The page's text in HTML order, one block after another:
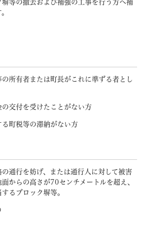
等の撤去および補強の工事を行う方へ補
の所有者または町長がこれに準ずる者とし
の交付を受けたことがない方
る町税等の滞納がない方
通行を妨げ、または通行人に対して被害
からの高さが70センチメートルを超え、
るブロック塀等。